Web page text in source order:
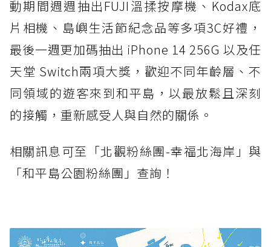
動期間週週抽出FUJI溫揉按摩機、Kodax底
片相機、島嶼生活節紀念品等多項3C好禮，
最後一週更加碼抽出 iPhone 14 256G 以及任
天堂 Switch兩項大獎，歡迎不同年齡層、不
同領域的遊客來到和平島，以最放鬆且深刻
的接觸，重新感受人與自然的關係。
相關訊息可至「北觀粉絲團-幸福北海岸」與
「和平島公園粉絲團」查詢！